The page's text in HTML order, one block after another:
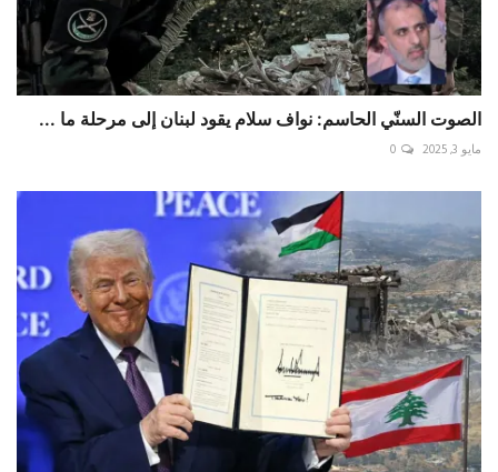
الصوت السنّي الحاسم: نواف سلام يقود لبنان إلى مرحلة ما ...
مايو 3, 2025 0